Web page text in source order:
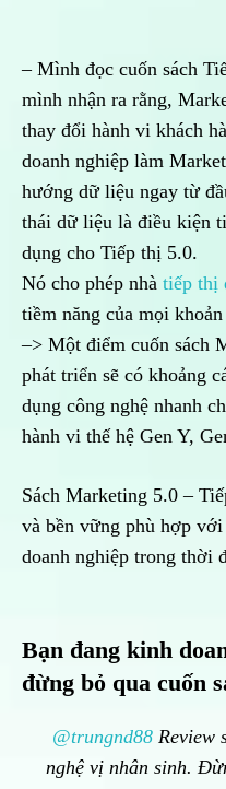
– Mình đọc cuốn sách
mình nhận ra rằng,
thay đổi hành vi khách
doanh nghiệp làm
hướng dữ liệu ngay từ
thái dữ liệu là điều kiện
dụng cho Tiếp thị 5.0.
Nó cho phép nhà tiếp thị
tiềm năng của mọi
–> Một điểm cuốn sách
phát triển sẽ có khoảng
dụng công nghệ nhanh
hành vi thế hệ Gen Y,
Sách Marketing 5.0 –
và bền vững phù hợp
doanh nghiệp trong thời
Bạn đang kinh
đừng bỏ qua cuốn
@trungnd88Review
nghệ vị nhân sinh.